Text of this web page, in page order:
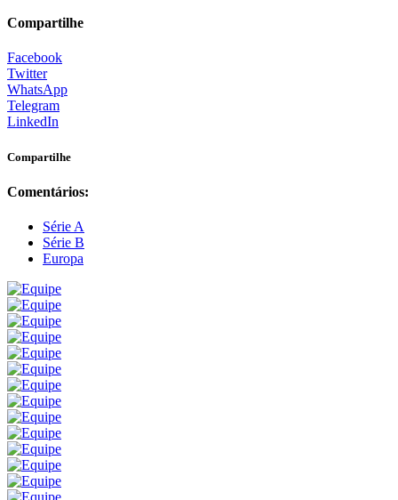
Compartilhe
Facebook
Twitter
WhatsApp
Telegram
LinkedIn
Compartilhe
Comentários:
Série A
Série B
Europa